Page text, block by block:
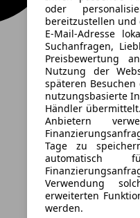
oder
bereitzustellen und
E-Mail-Adresse
Suchanfragen,
Preisbewertung
Nutzung der
späteren
nutzungsbasierte
Händler
Anbietern
Tage zu
Verwendung
erweiterten
werden.